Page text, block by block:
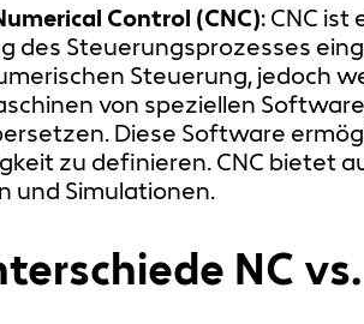
Control (CNC): CNC
des Steuerungsprozesses
Steuerung, jedoch
von speziellen
Diese Software
zu definieren. CNC bietet
und Simulationen.
NC vs.